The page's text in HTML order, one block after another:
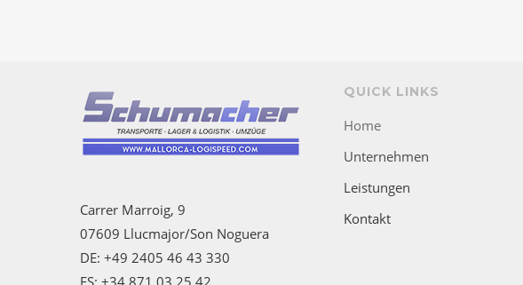
Carrer Marroig, 9
07609 Llucmajor/Son Noguera
DE: +49 2405 46 43 330
ES: +34 871 03 25 42
QUICK LINKS
Home
Unternehmen
Leistungen
Kontakt